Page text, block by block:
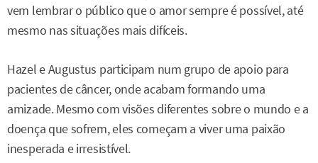
vem lembrar o público que o amor sempre é possível, até
mesmo nas situações mais difíceis.
Hazel e Augustus participam num grupo de apoio para
pacientes de câncer, onde acabam formando uma
amizade. Mesmo com visões diferentes sobre o mundo e a
doença que sofrem, eles começam a viver uma paixão
inesperada e irresistível.